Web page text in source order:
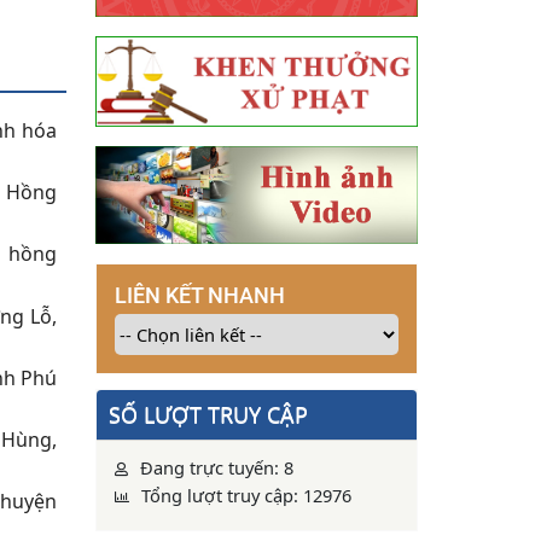
hóa
hồng
Lỗ,
Phú
LIÊN KẾT NHANH
SỐ LƯỢT TRUY CẬP
Đang trực tuyến: 8
Tổng lượt truy cập: 12976